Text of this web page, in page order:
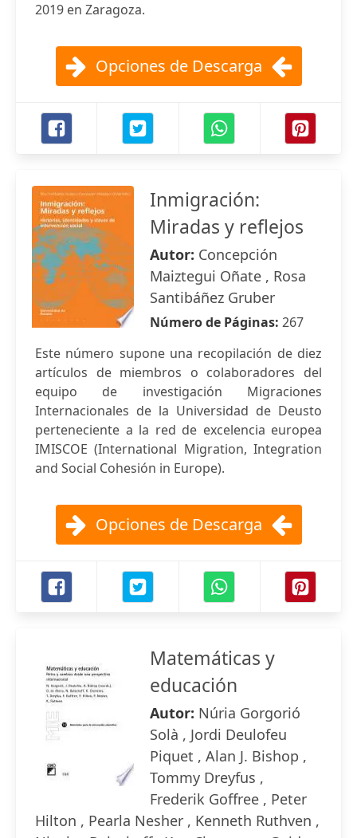
2019 en Zaragoza.
Opciones de Descarga
Inmigración:
Miradas y reflejos
Autor: Concepción
Maiztegui Oñate , Rosa
Santibáñez Gruber
Número de Páginas: 267
Este número supone una recopilación de diez
artículos de miembros o colaboradores del
equipo de investigación Migraciones
Internacionales de la Universidad de Deusto
perteneciente a la red de excelencia europea
IMISCOE (International Migration, Integration
and Social Cohesión in Europe).
Opciones de Descarga
Matemáticas y
educación
Autor: Núria Gorgorió
Solà , Jordi Deulofeu
Piquet , Alan J. Bishop ,
Tommy Dreyfus ,
Frederik Goffree , Peter
Hilton , Pearla Nesher , Kenneth Ruthven ,